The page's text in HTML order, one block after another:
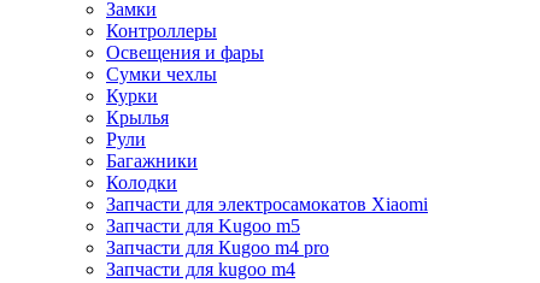
Замки
Контроллеры
Освещения и фары
Сумки чехлы
Курки
Крылья
Рули
Багажники
Колодки
Запчасти для электросамокатов Xiaomi
Запчасти для Kugoo m5
Запчасти для Кugoo m4 pro
Запчасти для kugoo m4